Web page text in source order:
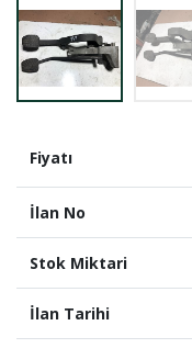
Fiyatı
İlan No
Stok Miktari
İlan Tarihi